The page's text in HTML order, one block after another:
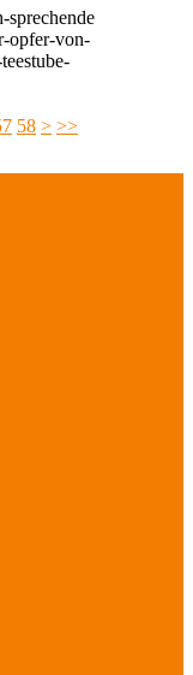
sprechende
opfer-von-
58 > >>